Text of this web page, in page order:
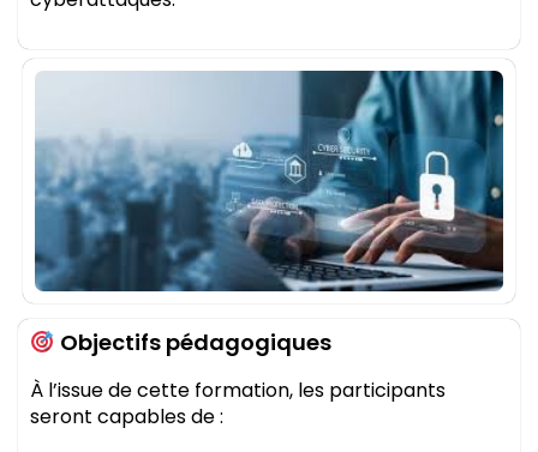
Objectifs pédagogiques
À l’issue de cette formation, les participants
seront capables de :